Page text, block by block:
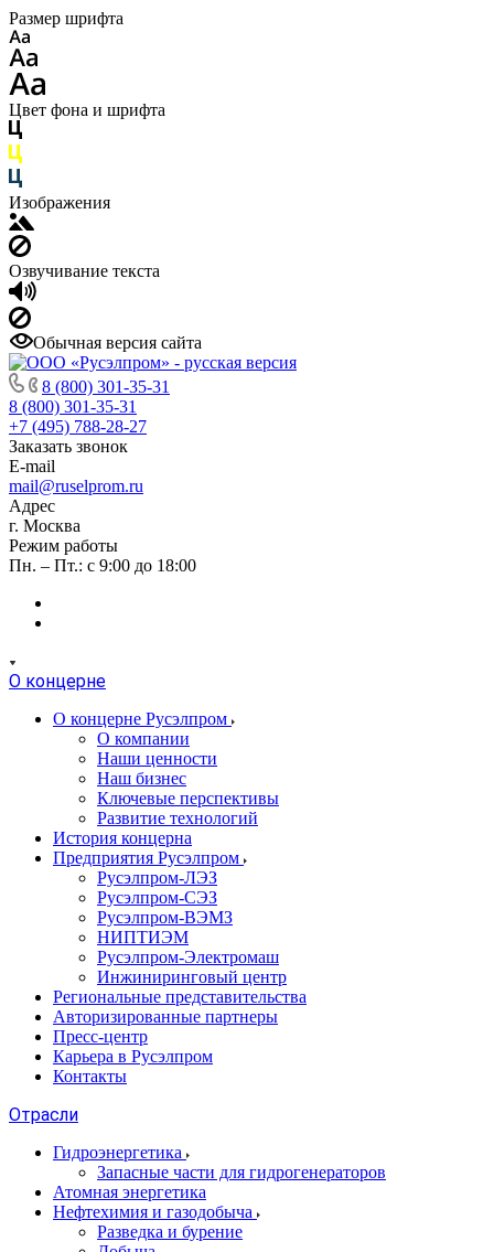
Размер шрифта
Цвет фона и шрифта
Изображения
Озвучивание текста
Обычная версия сайта
8 (800) 301-35-31
8 (800) 301-35-31
+7 (495) 788-28-27
Заказать звонок
E-mail
mail@ruselprom.ru
Адрес
г. Москва
Режим работы
Пн. – Пт.: с 9:00 до 18:00
О концерне
О концерне Русэлпром
О компании
Наши ценности
Наш бизнес
Ключевые перспективы
Развитие технологий
История концерна
Предприятия Русэлпром
Русэлпром-ЛЭЗ
Русэлпром-СЭЗ
Русэлпром-ВЭМЗ
НИПТИЭМ
Русэлпром-Электромаш
Инжиниринговый центр
Региональные представительства
Авторизированные партнеры
Пресс-центр
Карьера в Русэлпром
Контакты
Отрасли
Гидроэнергетика
Запасные части для гидрогенераторов
Атомная энергетика
Нефтехимия и газодобыча
Разведка и бурение